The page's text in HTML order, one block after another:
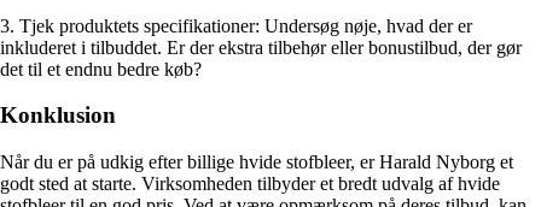
3. Tjek produktets specifikationer: Undersøg nøje, hvad der er
inkluderet i tilbuddet. Er der ekstra tilbehør eller bonustilbud, der gør
det til et endnu bedre køb?
Konklusion
Når du er på udkig efter billige hvide stofbleer, er Harald Nyborg et
godt sted at starte. Virksomheden tilbyder et bredt udvalg af hvide